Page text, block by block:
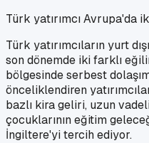
Türk yatırımcı Avrupa'da
Türk yatırımcıların yurt
son dönemde iki farklı
bölgesinde serbest
önceliklendiren
bazlı kira geliri, uzun
çocuklarının eğitim
İngiltere'yi tercih ediyor.